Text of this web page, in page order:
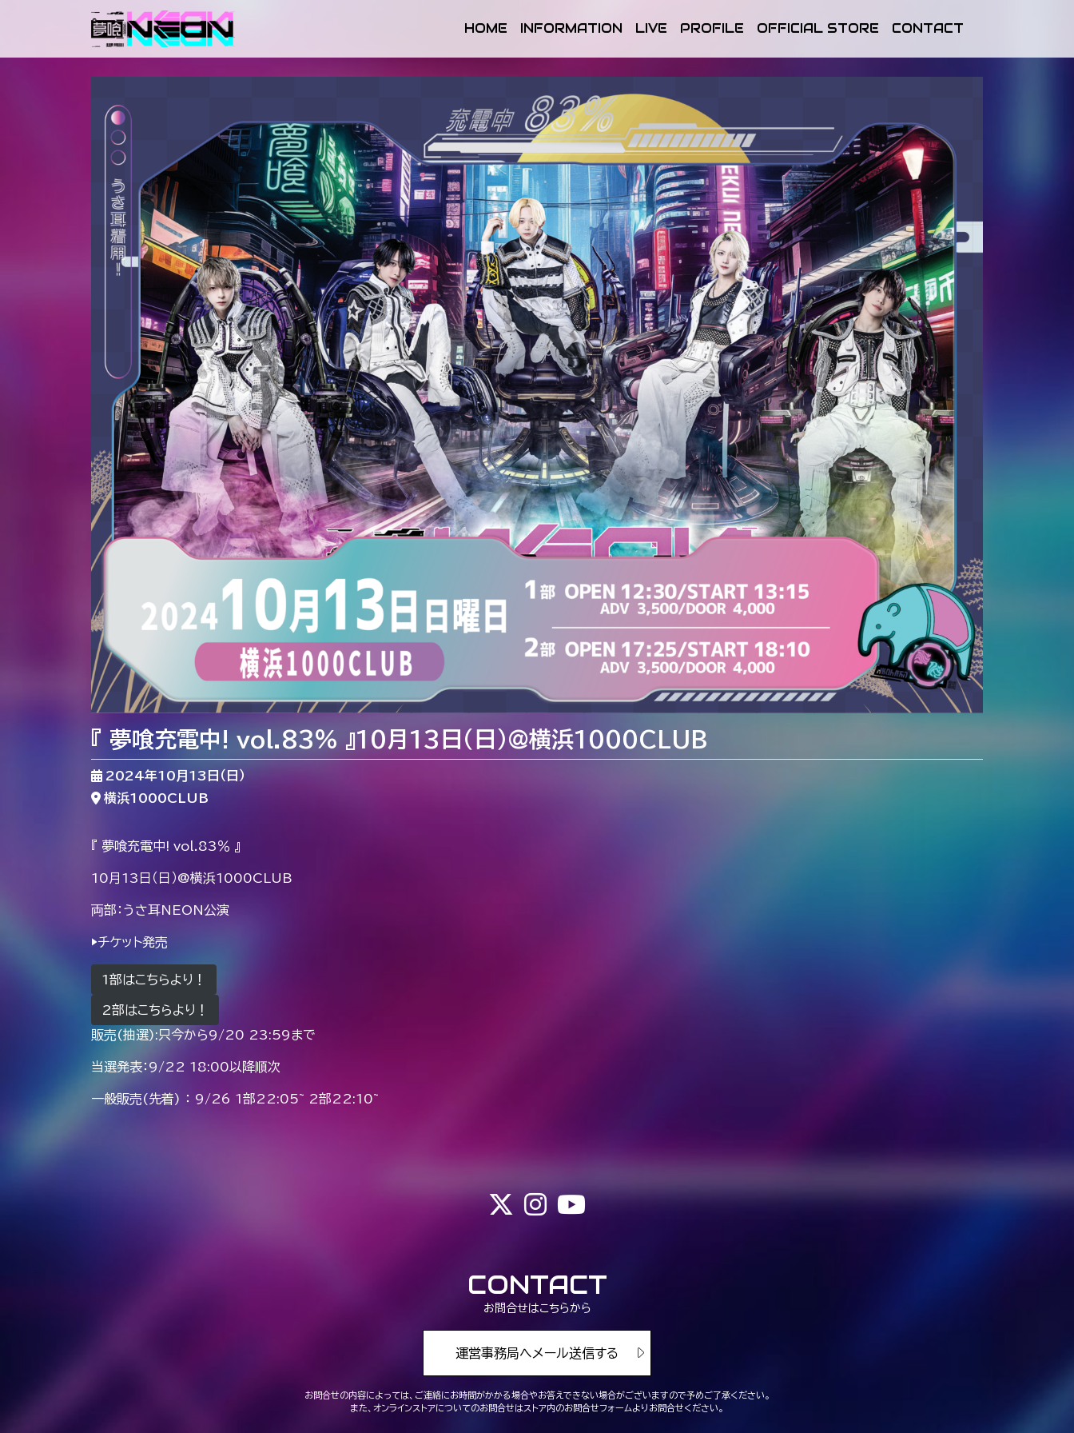
メインナビゲーション
HOME INFORMATION LIVE PROFILE OFFICIAL STORE CONTACT
『 夢喰充電中! vol.83％ 』10月13日（日）@横浜1000CLUB
2024年10月13日（日）
横浜1000CLUB
『 夢喰充電中! vol.83％ 』
10月13日（日）@横浜1000CLUB
両部：うさ耳NEON公演
▶︎チケット発売
1部はこちらより！
2部はこちらより！
販売(抽選):只今から9/20 23:59まで
当選発表：9/22 18:00以降順次
一般販売(先着) ： 9/26 1部22:05~ 2部22:10~
CONTACT
お問合せはこちらから
運営事務局へメール送信する
お問合せの内容によっては、ご連絡にお時間がかかる場合やお答えできない場合がございますので予めご了承ください。
また、オンラインストアについてのお問合せはストア内のお問合せフォームよりお問合せください。